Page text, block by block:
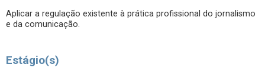
Aplicar a regulação existente à prática profissional do jornalismo
e da comunicação.
Estágio(s)